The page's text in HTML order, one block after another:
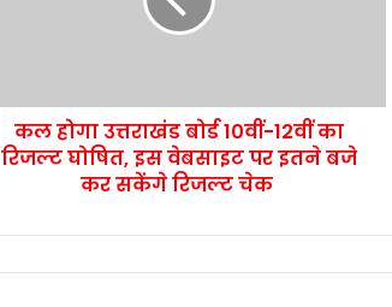
कल होगा उत्तराखंड बोर्ड 10वीं-12वीं का
रिजल्ट घोषित, इस वेबसाइट पर इतने बजे
कर सकेंगे रिजल्ट चेक